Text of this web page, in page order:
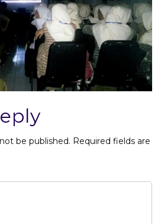
be published. Required fields are